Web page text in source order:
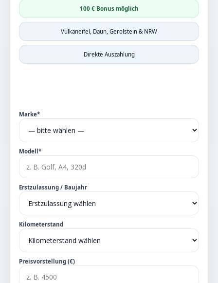
100 € Bonus möglich
Vulkaneifel, Daun, Gerolstein & NRW
Direkte Auszahlung
Marke*
Modell*
Erstzulassung / Baujahr
Kilometerstand
Preisvorstellung (€)